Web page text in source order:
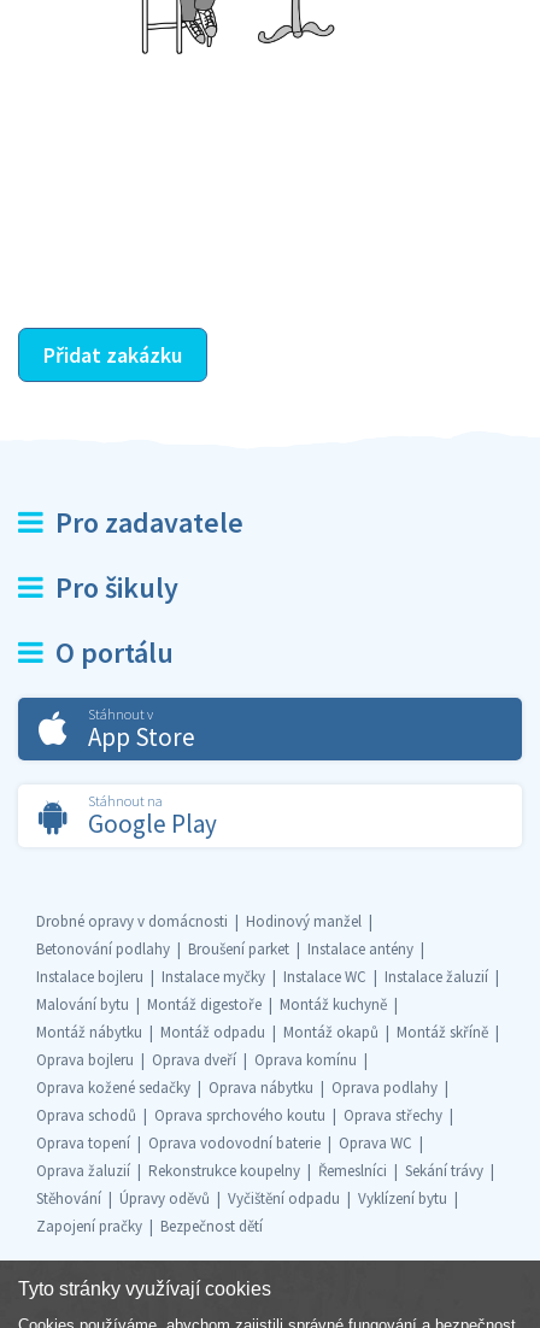
Přidat zakázku
Pro zadavatele
Pro šikuly
O portálu
Stáhnout v
App Store
Stáhnout na
Google Play
Drobné opravy v domácnosti
Hodinový manžel
Betonování podlahy
Broušení parket
Instalace antény
Instalace bojleru
Instalace myčky Instalace WC
Instalace žaluzií
Malování bytu
Montáž digestoře
Montáž kuchyně
Montáž nábytku
Montáž odpadu Montáž okapů
Montáž skříně
Oprava bojleru
Oprava dveří
Oprava komínu
Oprava kožené sedačky
Oprava nábytku
Oprava podlahy
Oprava schodů
Oprava sprchového koutu
Oprava střechy
Oprava topení
Oprava vodovodní baterie
Oprava WC
Oprava žaluzií
Rekonstrukce koupelny Řemeslníci
Sekání trávy
Stěhování
Úpravy oděvů Vyčištění odpadu
Vyklízení bytu
Zapojení pračky
Bezpečnost dětí
Tyto stránky využívají cookies